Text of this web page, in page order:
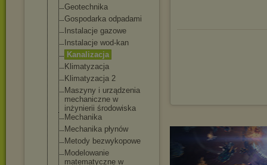
Geotechnika
Gospodarka odpadami
Instalacje gazowe
Instalacje wod-kan
Kanalizacja
Klimatyzacja
Klimatyzacja 2
Maszyny i urządzenia
mechaniczne w
inżynierii środowiska
Mechanika
Mechanika płynów
Metody bezwykopowe
Modelowanie
matematyczne w